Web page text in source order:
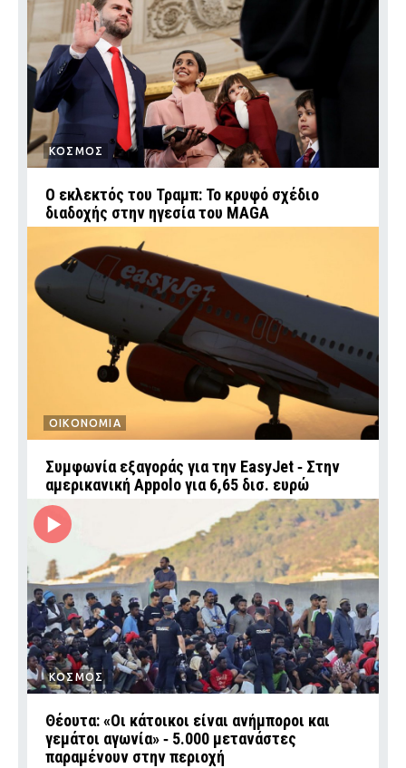
ΚΟΣΜΟΣ
Ο εκλεκτός του Τραμπ: Το κρυφό σχέδιο
διαδοχής στην ηγεσία του MAGA
ΟΙΚΟΝΟΜΙΑ
Συμφωνία εξαγοράς για την EasyJet ‑ Στην
αμερικανική Appolo για 6,65 δισ. ευρώ
ΚΟΣΜΟΣ
Θέουτα: «Οι κάτοικοι είναι ανήμποροι και
γεμάτοι αγωνία» ‑ 5.000 μετανάστες
παραμένουν στην περιοχή